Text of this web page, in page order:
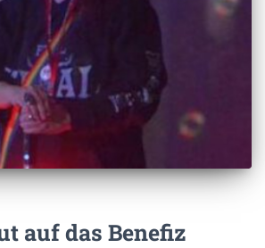
auf das Benefiz